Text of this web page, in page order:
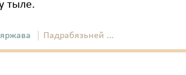
тыле.
Падрабязьней ...